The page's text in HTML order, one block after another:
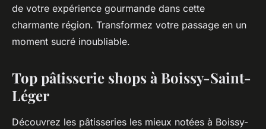
de votre expérience gourmande dans cette
charmante région. Transformez votre passage en un
moment sucré inoubliable.
Top pâtisserie shops à Boissy-Saint-
Léger
Découvrez les pâtisseries les mieux notées à Boissy-